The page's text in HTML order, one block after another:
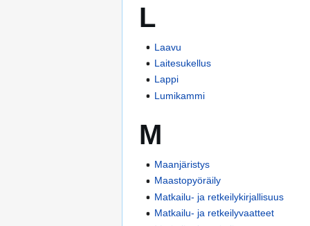
L
Laavu
Laitesukellus
Lappi
Lumikammi
M
Maanjäristys
Maastopyöräily
Matkailu- ja retkeilykirjallisuus
Matkailu- ja retkeilyvaatteet